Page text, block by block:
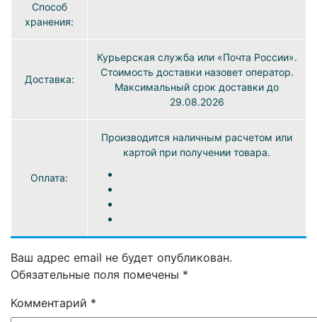
Способ
хранения:
Доставка:
Курьерская служба или «Почта России».
Стоимость доставки назовет оператор.
Максимальный срок доставки до
29.08.2026
Оплата:
Производится наличным расчетом или
картой при получении товара.
Ваш адрес email не будет опубликован.
Обязательные поля помечены *
Комментарий *